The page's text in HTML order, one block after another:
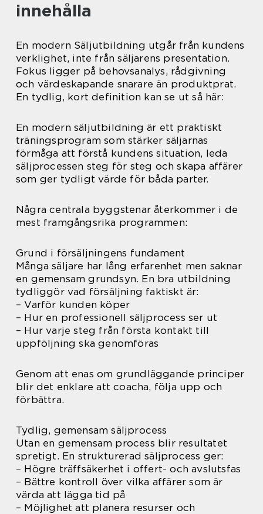
innehålla
En modern Säljutbildning utgår från kundens
verklighet, inte från säljarens presentation.
Fokus ligger på behovsanalys, rådgivning
och värdeskapande snarare än produktprat.
En tydlig, kort definition kan se ut så här:
En modern säljutbildning är ett praktiskt
träningsprogram som stärker säljarnas
förmåga att förstå kundens situation, leda
säljprocessen steg för steg och skapa affärer
som ger tydligt värde för båda parter.
Några centrala byggstenar återkommer i de
mest framgångsrika programmen:
Grund i försäljningens fundament
Många säljare har lång erfarenhet men saknar
en gemensam grundsyn. En bra utbildning
tydliggör vad försäljning faktiskt är:
– Varför kunden köper
– Hur en professionell säljprocess ser ut
– Hur varje steg från första kontakt till
uppföljning ska genomföras
Genom att enas om grundläggande principer
blir det enklare att coacha, följa upp och
förbättra.
Tydlig, gemensam säljprocess
Utan en gemensam process blir resultatet
spretigt. En strukturerad säljprocess ger:
– Högre träffsäkerhet i offert- och avslutsfas
– Bättre kontroll över vilka affärer som är
värda att lägga tid på
– Möjlighet att planera resurser och